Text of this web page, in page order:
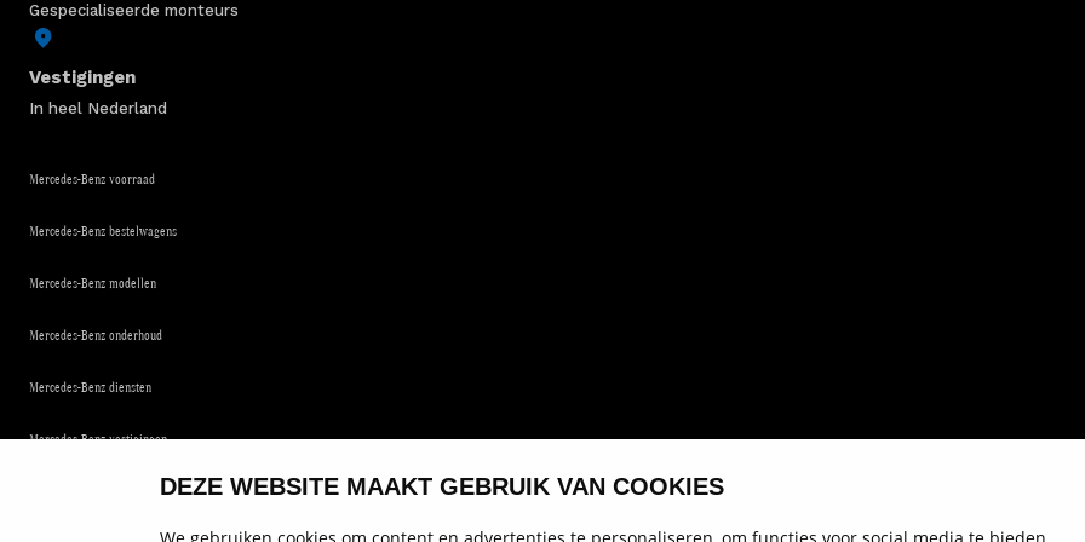
DEZE WEBSITE MAAKT GEBRUIK VAN COOKIES
Gespecialiseerde monteurs
Vestigingen
In heel Nederland
Mercedes-Benz voorraad
Mercedes-Benz bestelwagens
Mercedes-Benz modellen
Mercedes-Benz onderhoud
Mercedes-Benz diensten
Mercedes-Benz vestigingen